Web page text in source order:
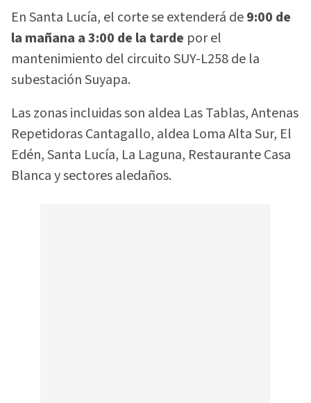
En Santa Lucía, el corte se extenderá de9:00 de
la mañana a 3:00 de la tarde por el
mantenimiento del circuito SUY-L258 de la
subestación Suyapa.
Las zonas incluidas son aldea Las Tablas, Antenas
Repetidoras Cantagallo, aldea Loma Alta Sur, El
Edén, Santa Lucía, La Laguna, Restaurante Casa
Blanca y sectores aledaños.